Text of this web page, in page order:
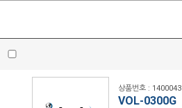
상품번호 : 1400043
VOL-0300G